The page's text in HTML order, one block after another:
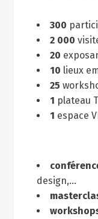
300
2 000
20
10 lieux
25
1 plateau
1 espace
design,…